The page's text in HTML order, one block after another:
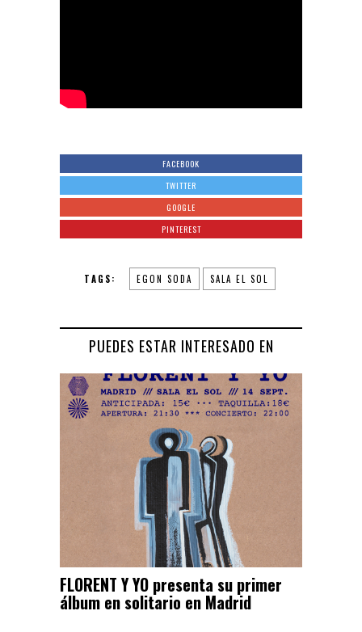
FACEBOOK
TWITTER
GOOGLE
PINTEREST
TAGS: EGON SODA SALA EL SOL
PUEDES ESTAR INTERESADO EN
FLORENT Y YO presenta su primer
álbum en solitario en Madrid